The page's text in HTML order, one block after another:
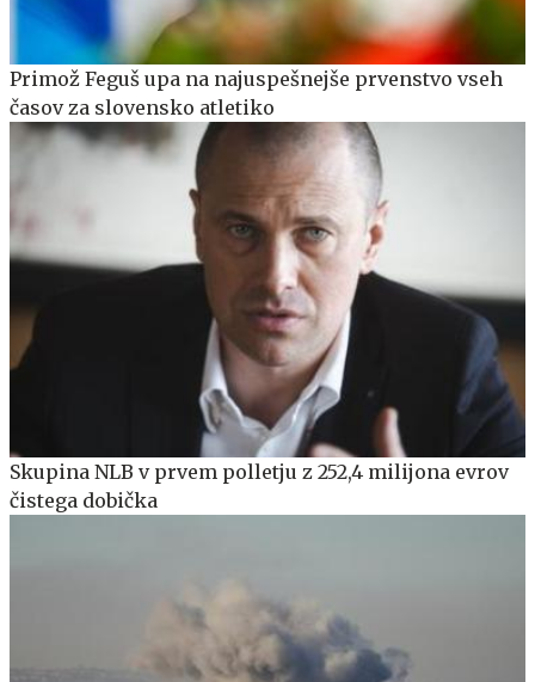
Primož Feguš upa na najuspešnejše prvenstvo vseh
časov za slovensko atletiko
Skupina NLB v prvem polletju z 252,4 milijona evrov
čistega dobička